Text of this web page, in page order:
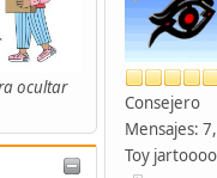
ocultar
Consejero
Mensajes:
Toy